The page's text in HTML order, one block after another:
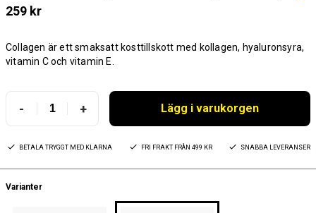
259 kr
Collagen är ett smaksatt kosttillskott med kollagen, hyaluronsyra,
vitamin C och vitamin E.
- + Lägg i varukorgen
BETALA TRYGGT MED KLARNA FRI FRAKT FRÅN 499 KR SNABBA LEVERANSER
Varianter